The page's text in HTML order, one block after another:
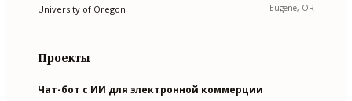
University of Oregon Eugene, OR
Проекты
Чат-бот с ИИ для электронной коммерции